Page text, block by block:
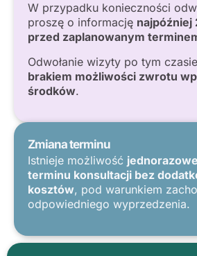
W przypadku konieczności
proszę o informację najpóźniej
przed zaplanowanym
Odwołanie wizyty po tym
brakiem możliwości zwrotu
środków.
Zmiana terminu
Istnieje możliwość
terminu konsultacji bez
kosztów, pod warunkiem
odpowiedniego wyprzedzenia.